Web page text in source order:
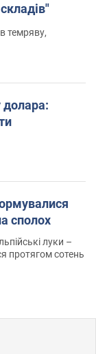
темряву,
долара:
сполох
луки –
протягом сотень